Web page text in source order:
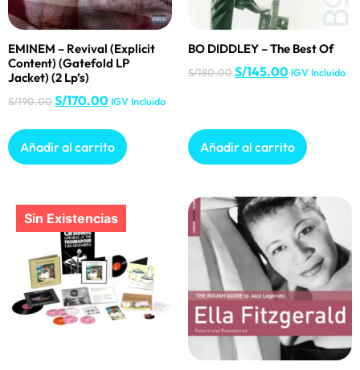
EMINEM – Revival (Explicit
Content) (Gatefold LP
Jacket) (2 Lp’s)
S/190.00S/170.00 IGV Incluido
Añadir al carrito
BO DIDDLEY – The Best Of
S/180.00S/145.00 IGV Incluido
Añadir al carrito